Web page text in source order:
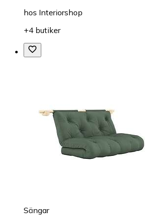
hos Interiorshop
+4 butiker
Sängar